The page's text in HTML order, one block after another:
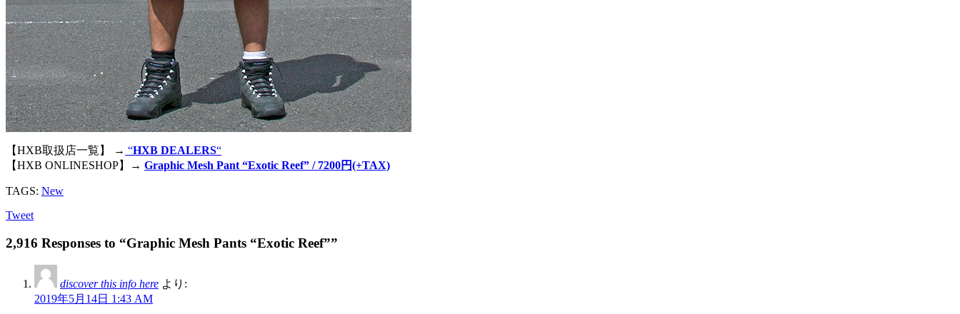
【HXB取扱店一覧】 → “HXB DEALERS“
【HXB ONLINESHOP】→ Graphic Mesh Pant “Exotic Reef” / 7200円(+TAX)
TAGS: New
Tweet
2,916 Responses to “Graphic Mesh Pants “Exotic Reef””
discover this info here より:
2019年5月14日 1:43 AM